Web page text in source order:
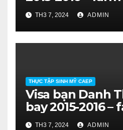
quả. SV ĐH
TH3 7, 2024 ADMIN
THỰC TẬP SINH MỸ CAEP
Visa bạn Danh
bay 2015-2016
quả. SV ĐH
TH3 7, 2024 ADMIN